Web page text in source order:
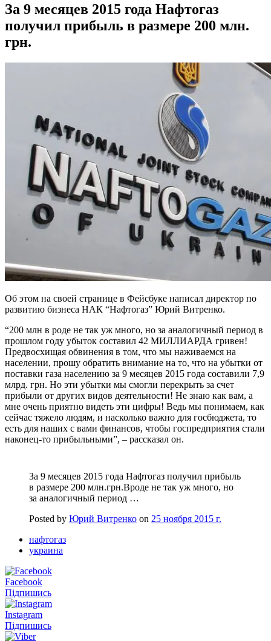
За 9 месяцев 2015 года Нафтогаз
получил прибыль в размере 200 млн.
грн.
Об этом на своей странице в Фейсбуке написал директор по
развитию бизнеса НАК “Нафтогаз” Юрий Витренко.
“200 млн в роде не так уж много, но за аналогичный период в
прошлом году убыток составил 42 МИЛЛИАРДА гривен!
Предвосхищая обвинения в том, что мы наживаемся на
населении, прошу обратить внимание на то, что на убытки от
поставки газа населению за 9 месяцев 2015 года составили 7,9
млрд. грн. Но эти убытки мы смогли перекрыть за счет
прибыли от других видов деятельности! Не знаю как вам, а
мне очень приятно видеть эти цифры! Ведь мы понимаем, как
сейчас тяжело людям, и насколько важно для госбюджета, то
есть для наших с вами финансов, чтобы госпредприятия стали
наконец-то прибыльными”, – рассказал он.
За 9 месяцев 2015 года Нафтогаз получил прибыль
в размере 200 млн.грн.Вроде не так уж много, но
за аналогичный период …
Posted by Юрий Витренко on 25 ноября 2015 г.
нафтогаз
украина
Facebook
Підпишись
Instagram
Підпишись